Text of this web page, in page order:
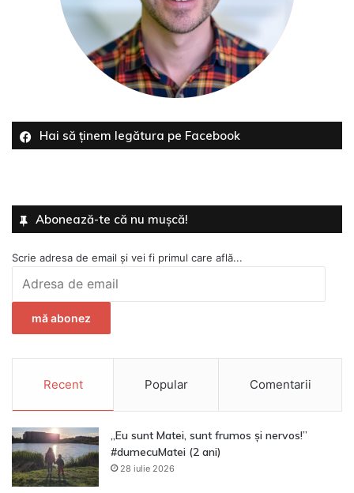
Hai să ținem legătura pe Facebook
Abonează-te că nu mușcă!
Scrie adresa de email și vei fi primul care află...
de
mă abonez
Recent Popular Comentarii
„Eu sunt Matei, sunt frumos și nervos!”
#dumecuMatei (2 ani)
28 iulie 2026